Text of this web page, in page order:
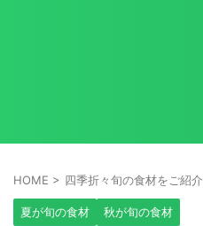
HOME > 四季折々旬の食材をご紹介
夏が旬の食材 秋が旬の食材